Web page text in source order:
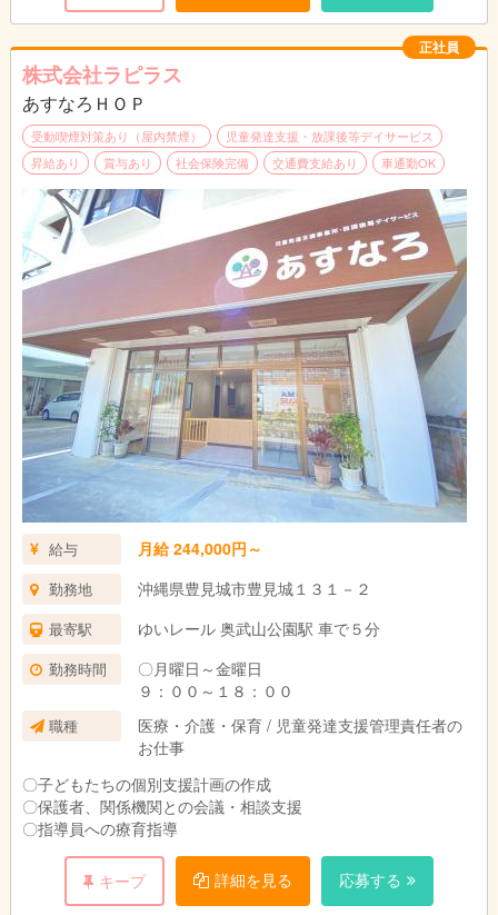
正社員
株式会社ラピラス
あすなろＨＯＰ
受動喫煙対策あり（屋内禁煙）
児童発達支援・放課後等デイサービス
昇給あり
賞与あり 社会保険完備 交通費支給あり 車通勤OK
給与 月給 244,000円～
勤務地 沖縄県豊見城市豊見城１３１－２
最寄駅 ゆいレール 奥武山公園駅 車で５分
勤務時間
〇月曜日～金曜日
９：００～１８：００
職種
医療・介護・保育 / 児童発達支援管理責任者の
お仕事
〇子どもたちの個別支援計画の作成
〇保護者、関係機関との会議・相談支援
〇指導員への療育指導
キープ 詳細を見る 応募する